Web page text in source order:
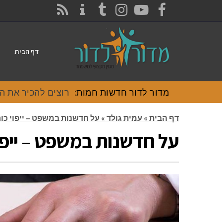
FACEBOOK
YOUTUBE
INSTAGRAM
TUMBLR
דף הבית
מדור לדור חדשות חמות: רוצים להכיר את
דף הבית » עמית גולד » על חדשנות במשפט – ייפוי
על חדשנות במשפט –